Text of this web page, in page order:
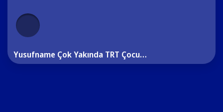
Yusufname Çok Yakında TRT Çocuk'ta!